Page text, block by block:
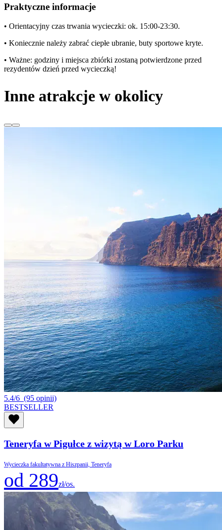
Praktyczne informacje
• Orientacyjny czas trwania wycieczki: ok. 15:00-23:30.
• Koniecznie należy zabrać ciepłe ubranie, buty sportowe kryte.
• Ważne: godziny i miejsca zbiórki zostaną potwierdzone przed
rezydentów dzień przed wycieczką!
Inne atrakcje w okolicy
5.4/6 (95 opinii)
BESTSELLER
Teneryfa w Pigułce z wizytą w Loro Parku
Wycieczka fakultatywna z Hiszpanii, Teneryfa
od 289zł/os.